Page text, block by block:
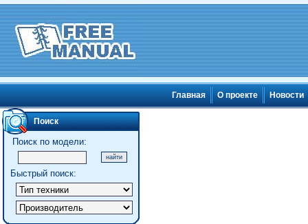
Главная О проекте Новости
Поиск
Поиск по модели:
Быстрый поиск: